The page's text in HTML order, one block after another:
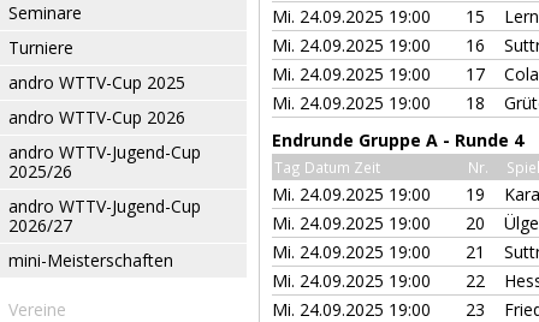
Seminare
Turniere
andro WTTV-Cup 2025
andro WTTV-Cup 2026
andro WTTV-Jugend-Cup
2025/26
andro WTTV-Jugend-Cup
2026/27
mini-Meisterschaften
Vereine
Mi. 24.09.2025 19:00
15
Mi. 24.09.2025 19:00
16
Mi. 24.09.2025 19:00
17
Mi. 24.09.2025 19:00
18
Endrunde Gruppe A - Runde 4
Tag Datum Zeit Nr.
Mi. 24.09.2025 19:00 19
Mi. 24.09.2025 19:00
20
Mi. 24.09.2025 19:00
21
Mi. 24.09.2025 19:00
22
Mi. 24.09.2025 19:00
23